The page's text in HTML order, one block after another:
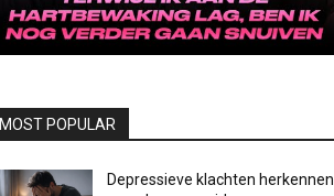
MOST POPULAR
Depressieve klachten herkennen